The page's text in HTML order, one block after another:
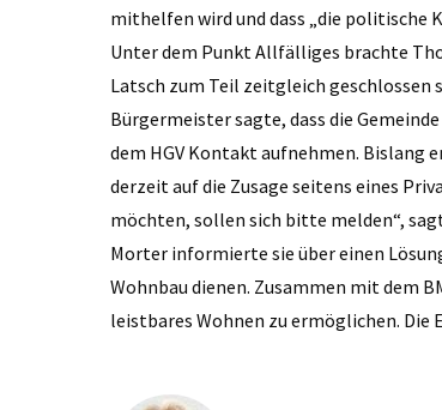
mithelfen wird und dass „die politische
Unter dem Punkt Allfälliges brachte
Latsch zum Teil zeitgleich geschlossen
Bürgermeister sagte, dass die
dem HGV Kontakt aufnehmen. Bislang
derzeit auf die Zusage seitens eines
möchten, sollen sich bitte melden“,
Morter informierte sie über einen
Wohnbau dienen. Zusammen mit dem
leistbares Wohnen zu ermöglichen.